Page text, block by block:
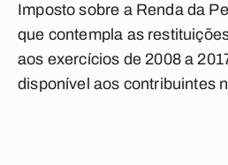
Imposto sobre a Renda da
que contempla as
aos exercícios de 2008 a
disponível aos contribuintes